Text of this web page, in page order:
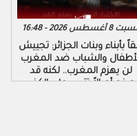
8 أغسطس 2026 - 16:48
بأبناء وبنات الجزائر: تجييش
والشباب ضد المغرب
لن يهزم المغرب.. لكنه قد
أجيالاً تتربى على الكذب